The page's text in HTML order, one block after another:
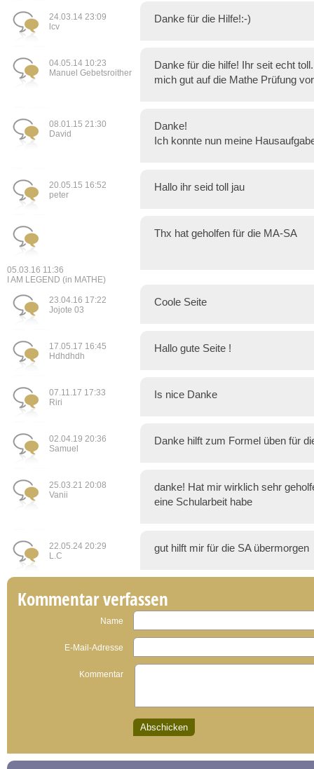
24.03.14 23:09
lcv
Danke für die Hilfe!:-)
04.05.14 10:23
Manuel Gebetsroither
Danke für die hilfe! Ihr seit echt
mich gut auf die Mathe Prüfung
08.01.15 21:30
David
Danke!
Ich konnte nun meine
20.05.15 16:52
peter
Hallo ihr seid toll jau
05.03.16 11:36
I AM LEGEND (in MATHE)
Thx hat geholfen für die MA-SA
23.04.16 17:22
Jojote 03
Coole Seite
17.05.17 16:45
Hdhdhdh
Hallo gute Seite !
07.11.17 17:33
Riri
Is nice Danke
02.04.19 20:36
Samuel
Danke hilft zum Formel üben für
25.03.21 20:08
Vanii
danke! Hat mir wirklich sehr
eine Schularbeit habe
22.05.24 20:29
L.C
gut hilft mir für die SA übermorgen
Kommentar verfassen
Name
E-Mail-Adresse
Kommentar